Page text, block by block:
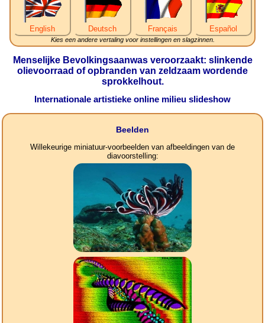
English Deutsch Français Español
Kies een andere vertaling voor instellingen en slagzinnen.
Menselijke Bevolkingsaanwas veroorzaakt: slinkende
olievoorraad of opbranden van zeldzaam wordende
sprokkelhout.
Internationale artistieke online milieu slideshow
Beelden
Willekeurige miniatuur-voorbeelden van afbeeldingen van de
diavoorstelling: